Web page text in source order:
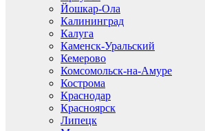
Йошкар-Ола
Калининград
Калуга
Каменск-Уральский
Кемерово
Комсомольск-на-Амуре
Кострома
Краснодар
Красноярск
Липецк